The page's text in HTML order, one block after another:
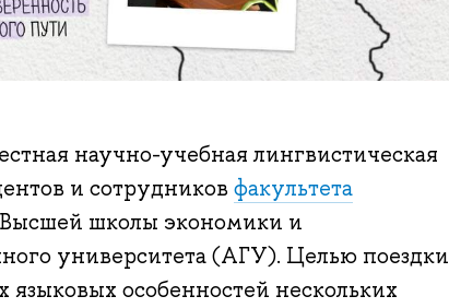
научно-учебная лингвистическая
и сотрудников факультета
школы экономики и
университета (АГУ). Целью поездки
языковых особенностей нескольких